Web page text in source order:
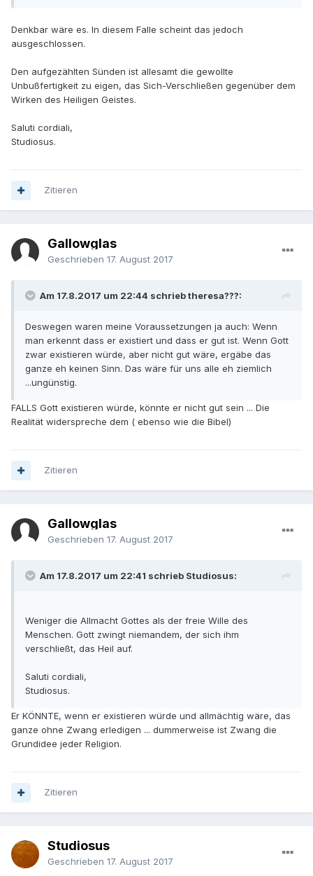
Es wäre ja z.B. denkbar, dass jemand die erkannte Wahrheit
zunächst zurückweist, z.B. um tun zu können, was er will,
falsch war, was er getan hat und dann ehrlich bereut, diese
Wahrheit zurückgewiesen zu haben.
Und warum Verzweiflung am Heil eine Sünde ist, ist mir
freiwillig am Heil.
Denkbar wäre es. In diesem Falle scheint das jedoch
ausgeschlossen.
Den aufgezählten Sünden ist allesamt die gewollte
Unbußfertigkeit zu eigen, das Sich-Verschließen gegenüber dem
Wirken des Heiligen Geistes.
Saluti cordiali,
Studiosus.
Zitieren
Gallowglas
Geschrieben 17. August 2017
Am 17.8.2017 um 22:44 schrieb theresa???:
Deswegen waren meine Voraussetzungen ja auch: Wenn
man erkennt dass er existiert und dass er gut ist. Wenn Gott
zwar existieren würde, aber nicht gut wäre, ergäbe das
ganze eh keinen Sinn. Das wäre für uns alle eh ziemlich
...ungünstig.
FALLS Gott existieren würde, könnte er nicht gut sein ... Die
Realität widerspreche dem ( ebenso wie die Bibel)
Zitieren
Gallowglas
Geschrieben 17. August 2017
Am 17.8.2017 um 22:41 schrieb Studiosus:
Weniger die Allmacht Gottes als der freie Wille des
Menschen. Gott zwingt niemandem, der sich ihm
verschließt, das Heil auf.
Saluti cordiali,
Studiosus.
Er KÖNNTE, wenn er existieren würde und allmächtig wäre, das
ganze ohne Zwang erledigen ... dummerweise ist Zwang die
Grundidee jeder Religion.
Zitieren
Studiosus
Geschrieben 17. August 2017